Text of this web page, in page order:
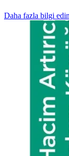
Daha fazla bilgi